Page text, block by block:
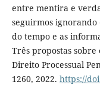
entre mentira e
seguirmos ignorando
do tempo e as
Três propostas
Direito Processual
1260, 2022. https://